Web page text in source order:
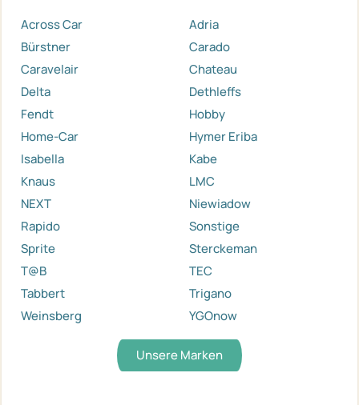
Across Car
Adria
Bürstner
Carado
Caravelair
Chateau
Delta
Dethleffs
Fendt
Hobby
Home-Car
Hymer Eriba
Isabella
Kabe
Knaus
LMC
NEXT
Niewiadow
Rapido
Sonstige
Sprite
Sterckeman
T@B
TEC
Tabbert
Trigano
Weinsberg
YGOnow
Unsere Marken